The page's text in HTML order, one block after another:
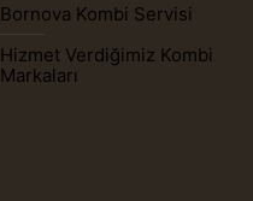
Bornova Kombi Servisi
Hizmet Verdiğimiz Kombi
Markaları